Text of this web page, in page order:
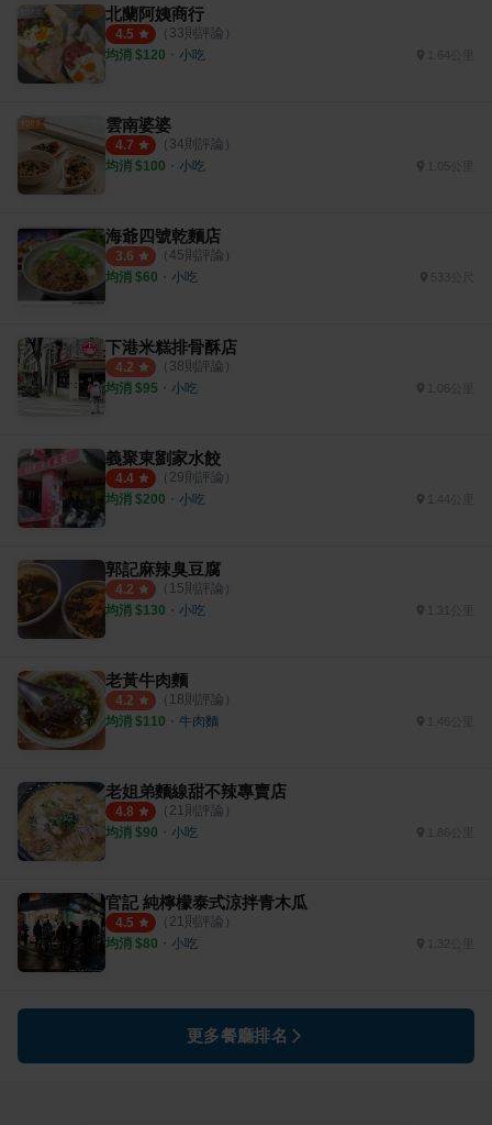
北蘭阿姨商行
4.5 （ 33則評論）
均消 $120 ・ 小吃 1.64公里
雲南婆婆
4.7 （ 34則評論）
均消 $100 ・ 小吃 1.05公里
海爺四號乾麵店
3.6 （ 45則評論）
均消 $60 ・ 小吃 533公尺
下港米糕排骨酥店
4.2 （ 38則評論）
均消 $95 ・ 小吃
義聚東劉家水餃
4.4 （ 29則評論）
均消 $200 ・ 小吃 1.44公里
郭記麻辣臭豆腐
4.2 （ 15則評論）
均消 $130 ・ 小吃
老黃牛肉麵
4.2 （ 18則評論）
均消 $110 ・ 牛肉麵 1.46公里
老姐弟麵線甜不辣專賣店
4.8 （ 21 則評論）
均消 $90 ・ 小吃
官記 純檸檬泰式涼拌青木瓜
4.5 （ 21 則評論）
均消 $80 ・ 小吃
更多餐廳排名